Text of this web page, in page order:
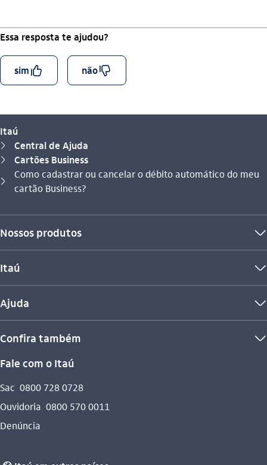
Essa resposta te ajudou?
simcurtir_outline nãodescurtir_outline
Itaú
seta_direita Central de Ajuda
seta_direita Cartões Business
seta_direita
Você está aqui:
Como cadastrar ou cancelar o débito automático do meu
cartão Business?
Nossos produtos seta_baixo
Itaú seta_baixo
Ajuda seta_baixo
Confira também seta_baixo
Fale com o Itaú
Sac 0800 728 0728
Ouvidoria 0800 570 0011
Denúncia